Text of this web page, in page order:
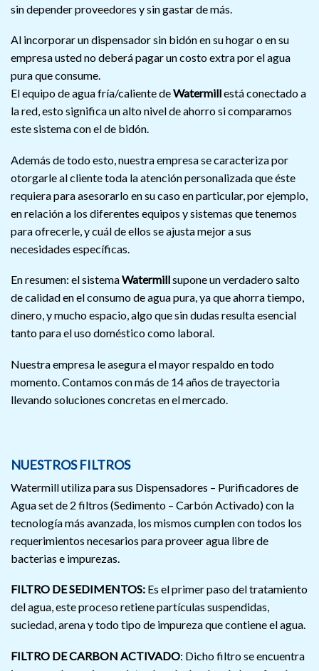
sin depender proveedores y sin gastar de más.
Al incorporar un dispensador sin bidón en su hogar o en su
empresa usted no deberá pagar un costo extra por el agua
pura que consume.
El equipo de agua fría/caliente deWatermillestá conectado a
la red, esto significa un alto nivel de ahorro si comparamos
este sistema con el de bidón.
Además de todo esto, nuestra empresa se caracteriza por
otorgarle al cliente toda la atención personalizada que éste
requiera para asesorarlo en su caso en particular, por ejemplo,
en relación a los diferentes equipos y sistemas que tenemos
para ofrecerle, y cuál de ellos se ajusta mejor a sus
necesidades específicas.
En resumen: el sistemaWatermillsupone un verdadero salto
de calidad en el consumo de agua pura, ya que ahorra tiempo,
dinero, y mucho espacio, algo que sin dudas resulta esencial
tanto para el uso doméstico como laboral.
Nuestra empresa le asegura el mayor respaldo en todo
momento. Contamos con más de 14 años de trayectoria
llevando soluciones concretas en el mercado.
NUESTROS FILTROS
Watermill utiliza para sus Dispensadores – Purificadores de
Agua set de 2 filtros (Sedimento – Carbón Activado) con la
tecnología más avanzada, los mismos cumplen con todos los
requerimientos necesarios para proveer agua libre de
bacterias e impurezas.
FILTRO DE SEDIMENTOS: Es el primer paso del tratamiento
del agua, este proceso retiene partículas suspendidas,
suciedad, arena y todo tipo de impureza que contiene el agua.
FILTRO DE CARBON ACTIVADO: Dicho filtro se encuentra